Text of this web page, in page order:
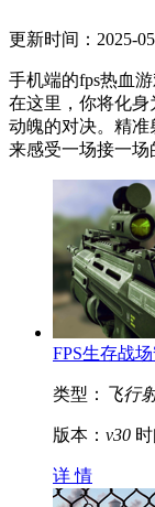
更新时间：2025-
手机端的fps热血
在这里，你将化
动魄的对决。精
来感受一场接一场
FPS生存战
类型： 飞行
版本： v30 时
详 情